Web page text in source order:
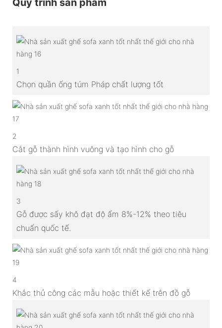
Quy trình sản phẩm
1
Chọn quần ống túm Pháp chất lượng tốt
2
Cắt gỗ thành hình vuông và tạo hình cho gỗ
3
Gỗ được sấy khô đạt độ ẩm 8%-12% theo tiêu
chuẩn quốc tế.
4
Khắc thủ công các mẫu hoặc thiết kế trên đồ gỗ